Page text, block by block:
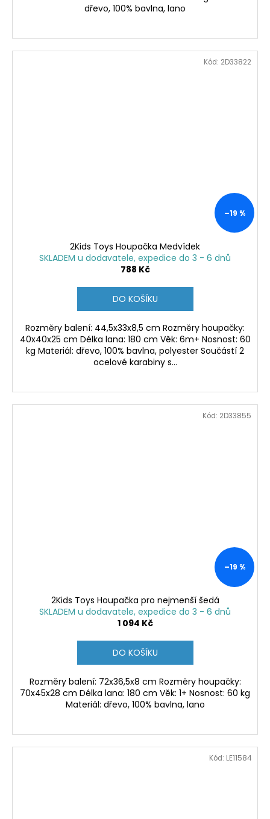
dřevo, 100% bavlna, lano
–19 %
2Kids Toys Houpačka Medvídek
SKLADEM u dodavatele, expedice do 3 - 6 dnů
788 Kč
DO KOŠÍKU
Rozměry balení: 44,5x33x8,5 cm Rozměry houpačky:
40x40x25 cm Délka lana: 180 cm Věk: 6m+ Nosnost: 60
kg Materiál: dřevo, 100% bavlna, polyester Součástí 2
ocelové karabiny s...
Kód: 2D33822
–19 %
2Kids Toys Houpačka pro nejmenší šedá
SKLADEM u dodavatele, expedice do 3 - 6 dnů
1 094 Kč
DO KOŠÍKU
Rozměry balení: 72x36,5x8 cm Rozměry houpačky:
70x45x28 cm Délka lana: 180 cm Věk: 1+ Nosnost: 60 kg
Materiál: dřevo, 100% bavlna, lano
Kód: 2D33855
Kód: LE11584